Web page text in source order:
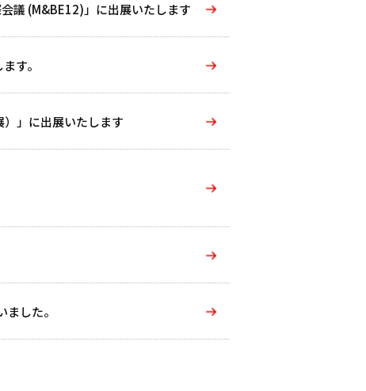
議 (M&BE12)」に出展いたします
す。
）」に出展いたします
した。